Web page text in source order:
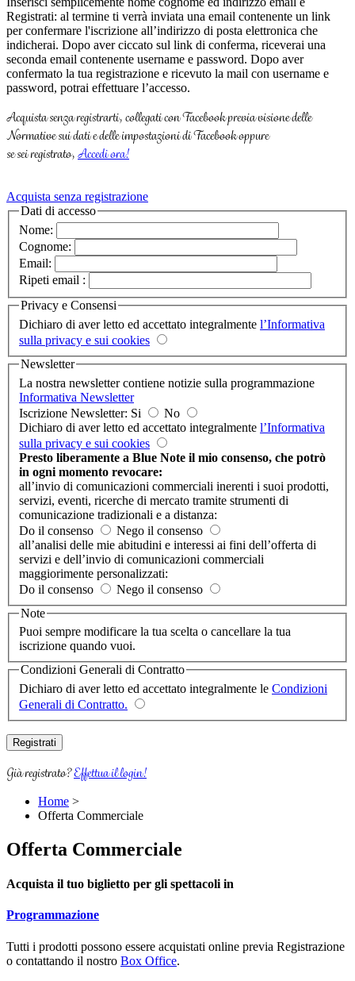
Registrati: al termine ti verrà inviata una email contenente un link
per confermare l'iscrizione all’indirizzo di posta elettronica che
indicherai. Dopo aver ciccato sul link di conferma, riceverai una
seconda email contenente username e password. Dopo aver
confermato la tua registrazione e ricevuto la mail con username e
password, potrai effettuare l’accesso.
Acquista senza registrarti, collegati con Facebook previa visione delle
Normative sui dati e delle impostazioni di Facebook oppure
se sei registrato,Accedi ora!
Acquista senza registrazione
Dati di accesso
Nome:
Cognome:
Email:
Ripeti email :
Privacy e Consensi
Dichiaro di aver letto ed accettato integralmente l’Informativa
sulla privacy e sui cookies
Newsletter
La nostra newsletter contiene notizie sulla programmazione
Informativa Newsletter
Iscrizione Newsletter: Si
No
Dichiaro di aver letto ed accettato integralmente l’Informativa
sulla privacy e sui cookies
Presto liberamente a Blue Note il mio consenso, che potrò
in ogni momento revocare:
all’invio di comunicazioni commerciali inerenti i suoi prodotti,
servizi, eventi, ricerche di mercato tramite strumenti di
comunicazione tradizionali e a distanza:
Do il consenso
Nego il consenso
all’analisi delle mie abitudini e interessi ai fini dell’offerta di
servizi e dell’invio di comunicazioni commerciali
maggiorimente personalizzati:
Do il consenso
Nego il consenso
Note
Puoi sempre modificare la tua scelta o cancellare la tua
iscrizione quando vuoi.
Condizioni Generali di Contratto
Dichiaro di aver letto ed accettato integralmente le Condizioni
Generali di Contratto.
Già registrato?Effettua il login!
Home >
Offerta Commerciale
Offerta Commerciale
Acquista il tuo biglietto per gli spettacoli in
Programmazione
Tutti i prodotti possono essere acquistati online previa Registrazione
o contattando il nostro Box Office.